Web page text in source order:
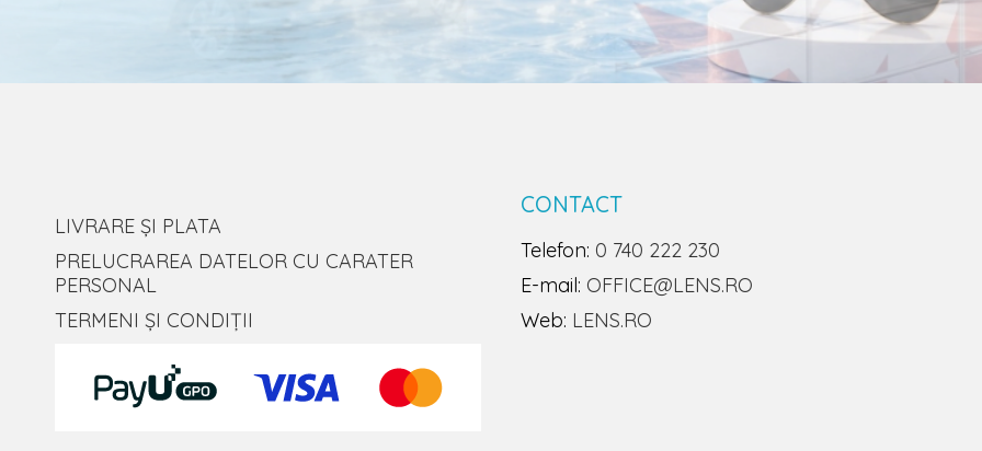
LIVRARE ȘI PLATA
PRELUCRAREA DATELOR CU CARATER
PERSONAL
TERMENI ȘI CONDIȚII
CONTACT
Telefon: 0 740 222 230
E-mail: OFFICE@LENS.RO
Web: LENS.RO